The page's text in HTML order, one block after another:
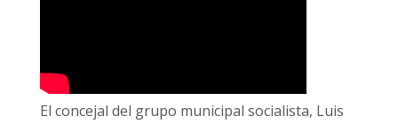
El concejal del grupo municipal socialista, Luis